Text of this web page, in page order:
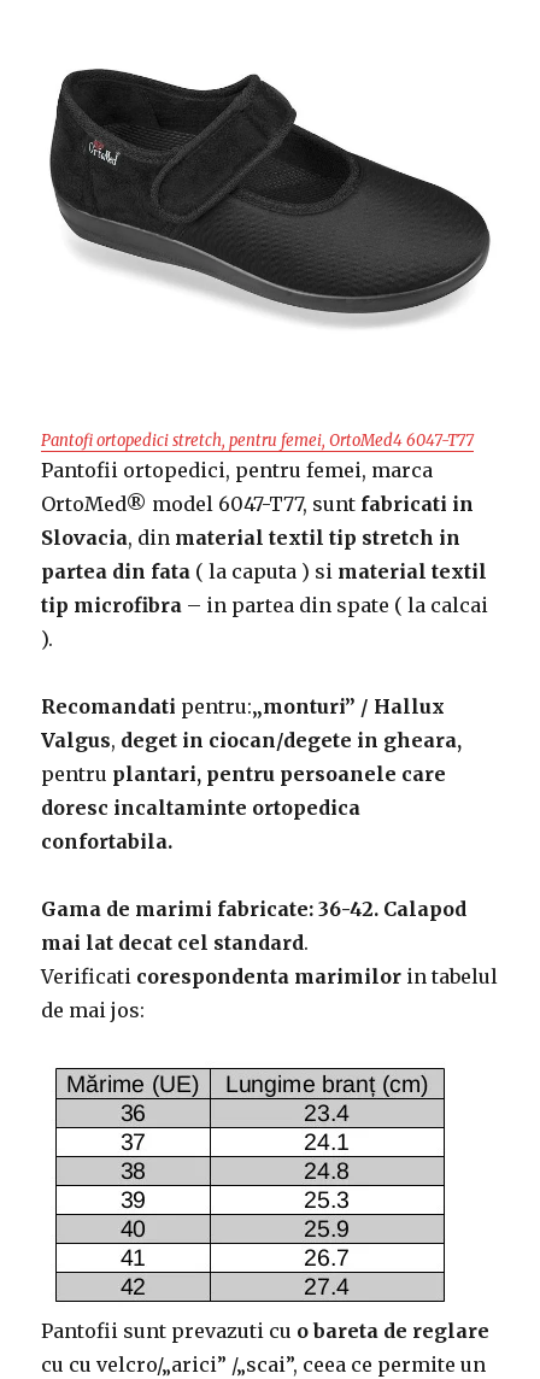
Pantofi ortopedici stretch, pentru femei, OrtoMed4 6047-T77
Pantofii ortopedici, pentru femei, marca
OrtoMed® model 6047-T77, sunt fabricati in
Slovacia, din material textil tip stretch in
partea din fata ( la caputa ) si material textil
tip microfibra – in partea din spate ( la calcai
).
Recomandati pentru:„monturi” / Hallux
Valgus, deget in ciocan/degete in gheara,
pentru plantari, pentru persoanele care
doresc incaltaminte ortopedica
confortabila.
Gama de marimi fabricate: 36-42. Calapod
mai lat decat cel standard.
Verificati corespondenta marimilor in tabelul
de mai jos:
Pantofii sunt prevazuti cu o bareta de reglare
cu cu velcro/„arici” /„scai”, ceea ce permite un